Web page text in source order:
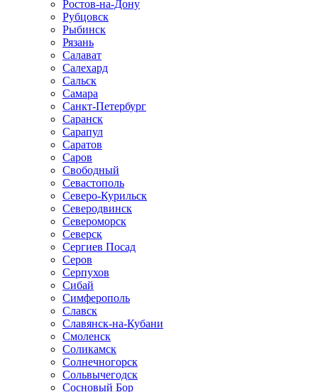
Ростов-на-Дону
Рубцовск
Рыбинск
Рязань
Салават
Салехард
Сальск
Самара
Санкт-Петербург
Саранск
Сарапул
Саратов
Саров
Свободный
Севастополь
Северо-Курильск
Северодвинск
Североморск
Северск
Сергиев Посад
Серов
Серпухов
Сибай
Симферополь
Славск
Славянск-на-Кубани
Смоленск
Соликамск
Солнечногорск
Сольвычегодск
Сосновый Бор